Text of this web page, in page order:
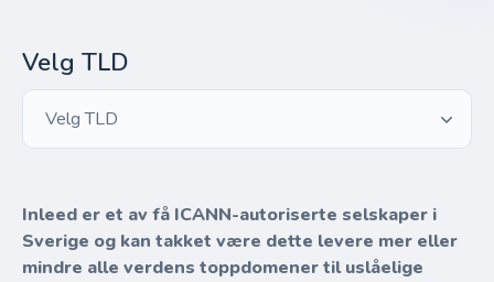
Velg TLD
Velg TLD
Inleed er et av få ICANN-autoriserte selskaper i
Sverige og kan takket være dette levere mer eller
mindre alle verdens toppdomener til uslåelige